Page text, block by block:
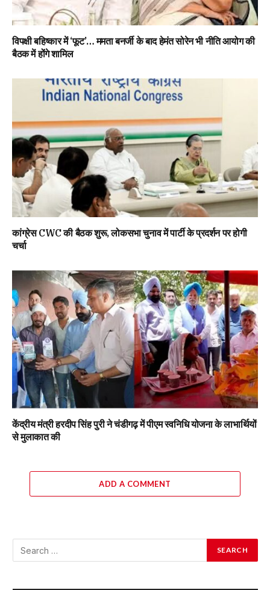
विपक्षी बहिष्कार में ‘फूट’… ममता बनर्जी के बाद हेमंत सोरेन भी नीति आयोग की
बैठक में होंगे शामिल
कांग्रेस CWC की बैठक शुरू, लोकसभा चुनाव में पार्टी के प्रदर्शन पर होगी
चर्चा
केंद्रीय मंत्री हरदीप सिंह पुरी ने चंडीगढ़ में पीएम स्वनिधि योजना के लाभार्थियों
से मुलाकात की
ADD A COMMENT